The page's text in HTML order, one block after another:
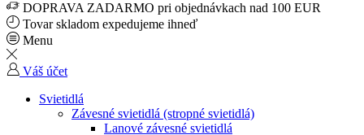
DOPRAVA ZADARMO pri objednávkach nad 100 EUR
Tovar skladom expedujeme ihneď
Menu
Váš účet
Svietidlá
Závesné svietidlá (stropné svietidlá)
Lanové závesné svietidlá